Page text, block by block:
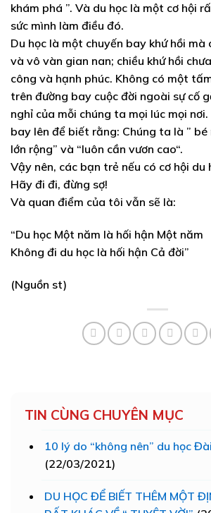
khám phá ”. Và du học là một cơ hội
sức mình làm điều đó.
Du học là một chuyến bay khứ hồi mà
và vô vàn gian nan; chiều khứ hồi
công và hạnh phúc. Không có một
trên đường bay cuộc đời ngoài sự cố
nghỉ của mỗi chúng ta mọi lúc mọi
bay lên để biết rằng: Chúng ta là ” bé
lớn rộng” và “luôn cần vươn cao“.
Vậy nên, các bạn trẻ nếu có cơ hội du
Hãy đi đi, đừng sợ!
Và quan điểm của tôi vẫn sẽ là:
“Du học Một năm là hối hận Một năm
Không đi du học là hối hận Cả đời”
(Nguồn st)
TIN CÙNG CHUYÊN MỤC
10 lý do “không nên” du học
(22/03/2021)
DU HỌC ĐỂ BIẾT THÊM MỘT